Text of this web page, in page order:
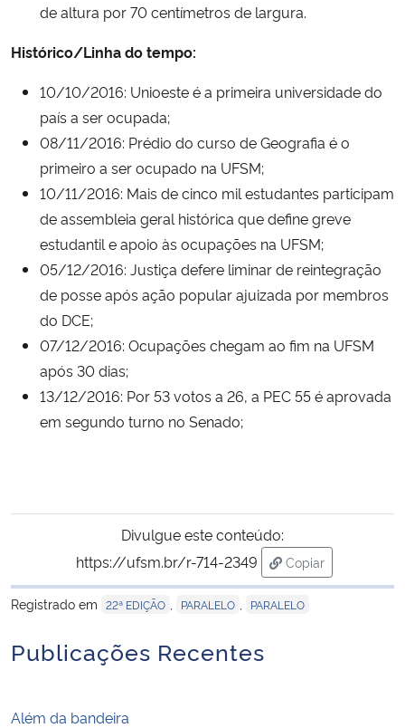
de altura por 70 centímetros de largura.
Histórico/Linha do tempo:
10/10/2016: Unioeste é a primeira universidade do
país a ser ocupada;
08/11/2016: Prédio do curso de Geografia é o
primeiro a ser ocupado na UFSM;
10/11/2016: Mais de cinco mil estudantes participam
de assembleia geral histórica que define greve
estudantil e apoio às ocupações na UFSM;
05/12/2016: Justiça defere liminar de reintegração
de posse após ação popular ajuizada por membros
do DCE;
07/12/2016: Ocupações chegam ao fim na UFSM
após 30 dias;
13/12/2016: Por 53 votos a 26, a PEC 55 é aprovada
em segundo turno no Senado;
Divulgue este conteúdo:
https://ufsm.br/r-714-2349
Copiar
para área de
Registrado em 22ª EDIÇÃO PARALELO PARALELO
Publicações Recentes
Além da bandeira